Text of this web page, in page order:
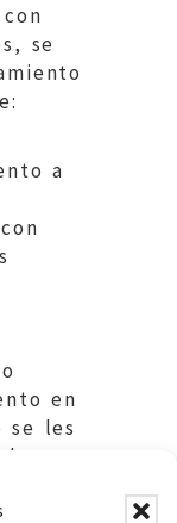
se
a
en
se les
en